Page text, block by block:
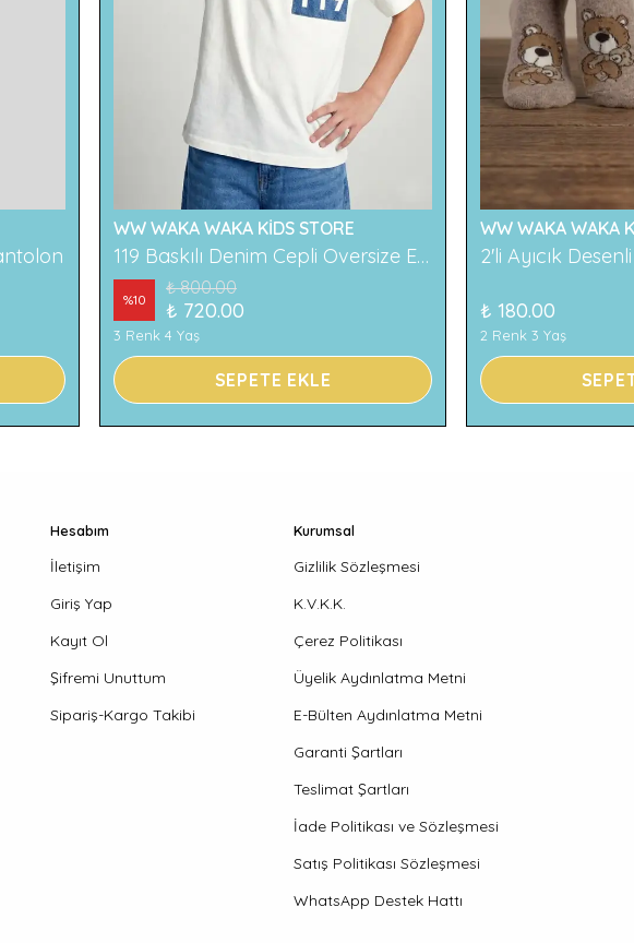
WW WAKA WAKA KİDS STORE
119 Baskılı Denim Cepli Oversize Erkek Çocuk Tişört
%10
₺ 800.00
₺ 720.00
3 Renk 4 Yaş
SEPETE EKLE
WW WAKA WAKA
₺ 180.00
2 Renk 3 Yaş
Hesabım
İletişim
Giriş Yap
Kayıt Ol
Şifremi Unuttum
Sipariş-Kargo Takibi
Kurumsal
Gizlilik Sözleşmesi
K.V.K.K.
Çerez Politikası
Üyelik Aydınlatma Metni
E-Bülten Aydınlatma Metni
Garanti Şartları
Teslimat Şartları
İade Politikası ve Sözleşmesi
Satış Politikası Sözleşmesi
WhatsApp Destek Hattı